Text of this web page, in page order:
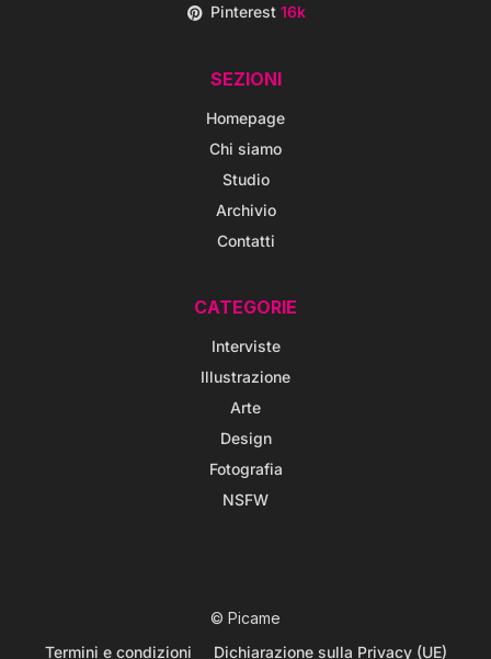
Pinterest16k
SEZIONI
Homepage
Chi siamo
Studio
Archivio
Contatti
CATEGORIE
Interviste
Illustrazione
Arte
Design
Fotografia
NSFW
© Picame
Termini e condizioni
Dichiarazione sulla Privacy (UE)